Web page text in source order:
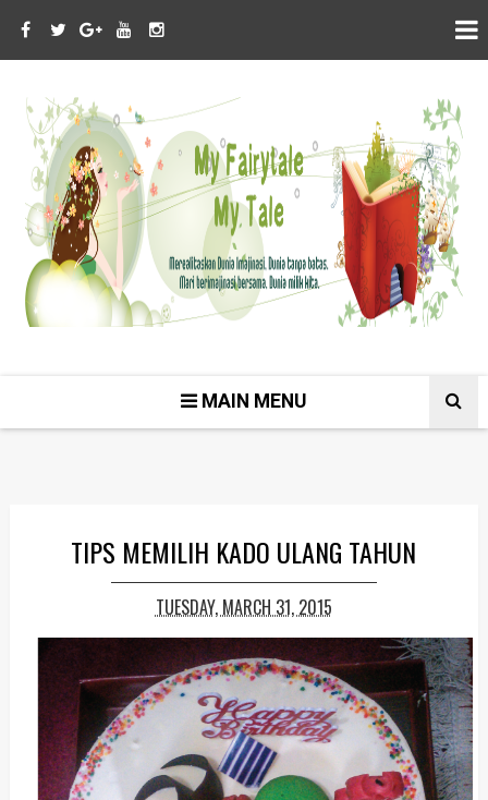
MAIN MENU
TIPS MEMILIH KADO ULANG TAHUN
TUESDAY, MARCH 31, 2015